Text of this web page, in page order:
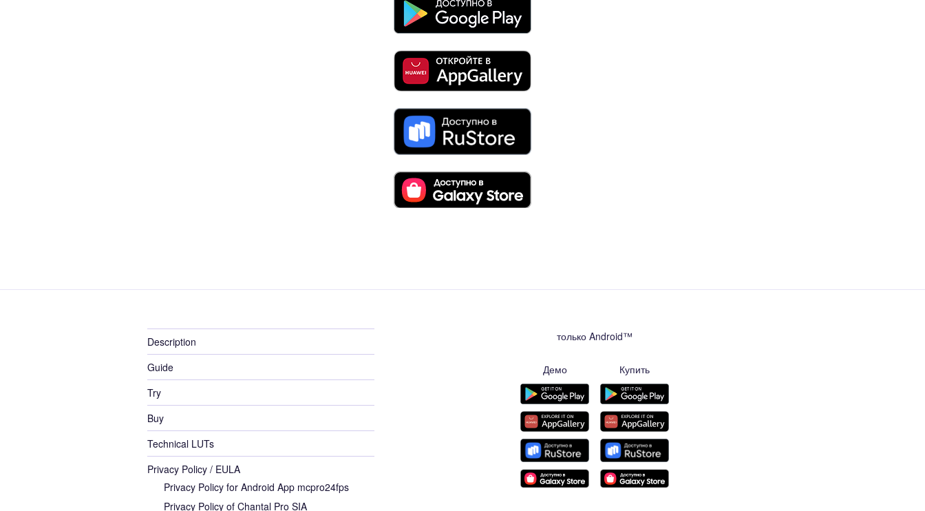
Description
Guide
Try
Buy
Technical LUTs
Privacy Policy / EULA
Privacy Policy for Android App mcpro24fps
Privacy Policy of Chantal Pro SIA
только Android™
Демо Купить